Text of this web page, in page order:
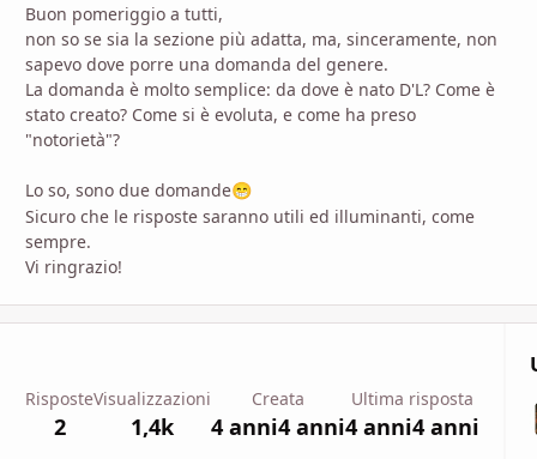
Buon pomeriggio a tutti,
non so se sia la sezione più adatta, ma, sinceramente, non
sapevo dove porre una domanda del genere.
La domanda è molto semplice: da dove è nato D'L? Come è
stato creato? Come si è evoluta, e come ha preso
"notorietà"?
Lo so, sono due domande😁
Sicuro che le risposte saranno utili ed illuminanti, come
sempre.
Vi ringrazio!
Risposte
2
Visualizzazioni
1,4k
Creata
4 anni4 anni
Ultima risposta
4 anni4 anni